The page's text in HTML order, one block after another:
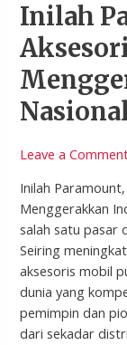
Inilah
Leave a
Inilah
Menggerakkan
salah satu pasar
Seiring
aksesoris mobil
dunia yang
pemimpin dan
dari sekadar